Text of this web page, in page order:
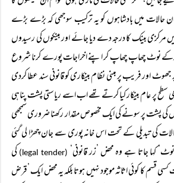
حالات میں بادشاہوں کو یہ ترکیب سوجھی کہ بڑے بڑے
مرکزی بینک کا درجہ دے دیا جائے اور بینکوں کی رسیدوں
نوٹ چھاپ چھاپ کر اپنے اخراجات پورے کرنا شروع
اور فریب پر مبنی نظام بینکاری کو قانونی سند عطا کردی
سطح پر عام بینکار کیا کرتے تھے اب اسے ریاستی پشت پناہی
کی پشت پر سونے کی ایک مخصوص مقدار رکھنا ضروری سمجھی
کی تبدیلی کے تحت اس خانہ پوری سے جان چھڑا لی گئی
کہا جاتا ہے وہ محض ’زر قانونی‘ (legal tender)
کی
قسم کا کوئی اثاثہ موجود نہیں ہوتا بلکہ یہ محض ایک ’قرض